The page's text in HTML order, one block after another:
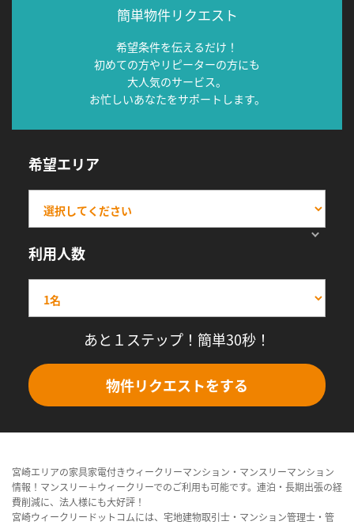
簡単物件リクエスト
希望条件を伝えるだけ！
初めての方やリピーターの方にも
大人気のサービス。
お忙しいあなたをサポートします。
希望エリア
利用人数
あと１ステップ！簡単30秒！
物件リクエストをする
宮崎エリアの家具家電付きウィークリーマンション・マンスリーマンション
情報！マンスリー＋ウィークリーでのご利用も可能です。連泊・長期出張の経
費削減に、法人様にも大好評！
宮崎ウィークリードットコムには、宅地建物取引士・マンション管理士・管